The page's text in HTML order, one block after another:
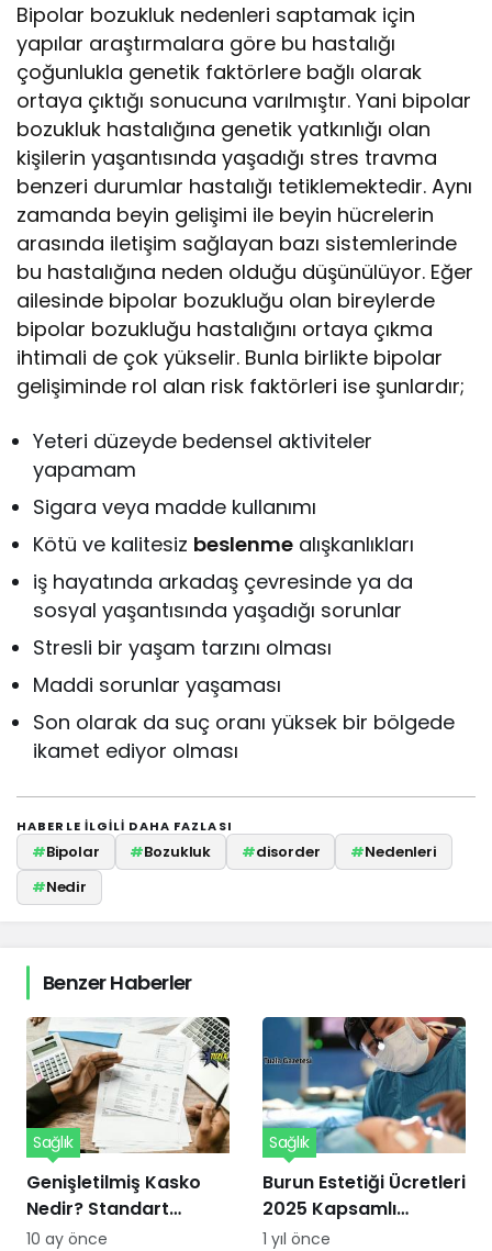
Bipolar bozukluk nedenleri saptamak için
yapılar araştırmalara göre bu hastalığı
çoğunlukla genetik faktörlere bağlı olarak
ortaya çıktığı sonucuna varılmıştır. Yani bipolar
bozukluk hastalığına genetik yatkınlığı olan
kişilerin yaşantısında yaşadığı stres travma
benzeri durumlar hastalığı tetiklemektedir. Aynı
zamanda beyin gelişimi ile beyin hücrelerin
arasında iletişim sağlayan bazı sistemlerinde
bu hastalığına neden olduğu düşünülüyor. Eğer
ailesinde bipolar bozukluğu olan bireylerde
bipolar bozukluğu hastalığını ortaya çıkma
ihtimali de çok yükselir. Bunla birlikte bipolar
gelişiminde rol alan risk faktörleri ise şunlardır;
Yeteri düzeyde bedensel aktiviteler
yapamam
Sigara veya madde kullanımı
Kötü ve kalitesiz beslenme alışkanlıkları
iş hayatında arkadaş çevresinde ya da
sosyal yaşantısında yaşadığı sorunlar
Stresli bir yaşam tarzını olması
Maddi sorunlar yaşaması
Son olarak da suç oranı yüksek bir bölgede
ikamet ediyor olması
HABERLE ILGILI DAHA FAZLASI
#Bipolar #Bozukluk #disorder #Nedenleri
#Nedir
Benzer Haberler
Genişletilmiş Kasko
Nedir? Standart
Kaskodan Farkları ve
Sağlık
10 ay önce
Burun Estetiği Ücretleri
2025 Kapsamlı
Kılavuzu
Sağlık
1 yıl önce